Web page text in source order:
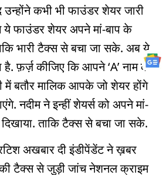
कभी भी फाउंडर शेयर जारी
ये फाउंडर शेयर अपने मां-बाप के
भारी टैक्स से बचा जा सके. अब ये
फ़र्ज़ कीजिए कि आपने ‘A’ नाम की
में बतौर मालिक आपके जो शेयर होंगे
नदीम ने इन्हीं शेयर्स को अपने मां-
ताकि टैक्स से बचा जा सके.
अखबार दी इंडीपेंडेंट ने ख़बर
की टैक्स से जुड़ी जांच नेशनल क्राइम